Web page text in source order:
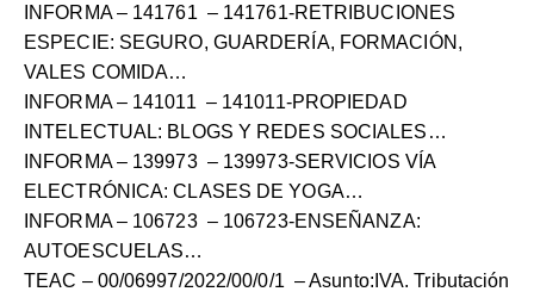
INFORMA – 141761 – 141761-RETRIBUCIONES
ESPECIE: SEGURO, GUARDERÍA, FORMACIÓN,
VALES COMIDA…
INFORMA – 141011 – 141011-PROPIEDAD
INTELECTUAL: BLOGS Y REDES SOCIALES…
INFORMA – 139973 – 139973-SERVICIOS VÍA
ELECTRÓNICA: CLASES DE YOGA…
INFORMA – 106723 – 106723-ENSEÑANZA:
AUTOESCUELAS…
TEAC – 00/06997/2022/00/0/1 – Asunto:IVA. Tributación